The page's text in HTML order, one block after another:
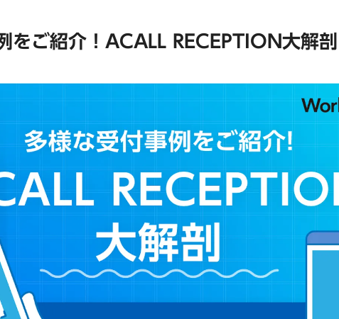
をご紹介！ACALL RECEPTION大解剖